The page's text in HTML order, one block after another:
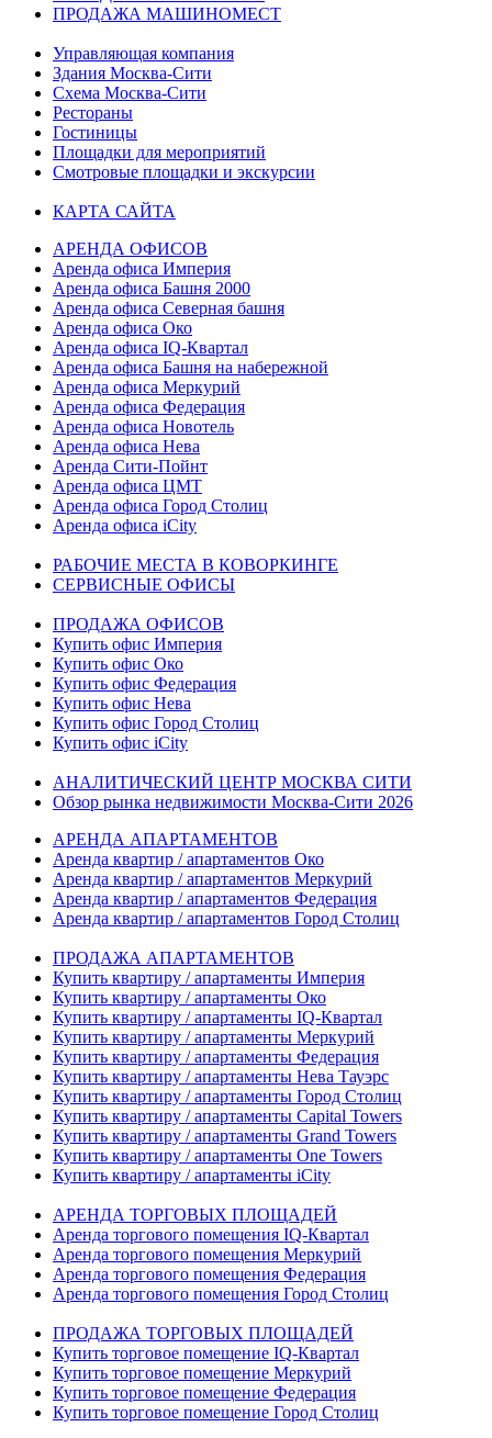
ПРОДАЖА МАШИНОМЕСТ
Управляющая компания
Здания Москва-Сити
Схема Москва-Сити
Рестораны
Гостиницы
Площадки для мероприятий
Смотровые площадки и экскурсии
КАРТА САЙТА
АРЕНДА ОФИСОВ
Аренда офиса Империя
Аренда офиса Башня 2000
Аренда офиса Северная башня
Аренда офиса Око
Аренда офиса IQ-Квартал
Аренда офиса Башня на набережной
Аренда офиса Меркурий
Аренда офиса Федерация
Аренда офиса Новотель
Аренда офиса Нева
Аренда Сити-Пойнт
Аренда офиса ЦМТ
Аренда офиса Город Столиц
Аренда офиса iCity
РАБОЧИЕ МЕСТА В КОВОРКИНГЕ
СЕРВИСНЫЕ ОФИСЫ
ПРОДАЖА ОФИСОВ
Купить офис Империя
Купить офис Око
Купить офис Федерация
Купить офис Нева
Купить офис Город Столиц
Купить офис iCity
АНАЛИТИЧЕСКИЙ ЦЕНТР МОСКВА СИТИ
Обзор рынка недвижимости Москва-Сити 2026
АРЕНДА АПАРТАМЕНТОВ
Аренда квартир / апартаментов Око
Аренда квартир / апартаментов Меркурий
Аренда квартир / апартаментов Федерация
Аренда квартир / апартаментов Город Столиц
ПРОДАЖА АПАРТАМЕНТОВ
Купить квартиру / апартаменты Империя
Купить квартиру / апартаменты Око
Купить квартиру / апартаменты IQ-Квартал
Купить квартиру / апартаменты Меркурий
Купить квартиру / апартаменты Федерация
Купить квартиру / апартаменты Нева Тауэрс
Купить квартиру / апартаменты Город Столиц
Купить квартиру / апартаменты Capital Towers
Купить квартиру / апартаменты Grand Towers
Купить квартиру / апартаменты One Towers
Купить квартиру / апартаменты iCity
АРЕНДА ТОРГОВЫХ ПЛОЩАДЕЙ
Аренда торгового помещения IQ-Квартал
Аренда торгового помещения Меркурий
Аренда торгового помещения Федерация
Аренда торгового помещения Город Столиц
ПРОДАЖА ТОРГОВЫХ ПЛОЩАДЕЙ
Купить торговое помещение IQ-Квартал
Купить торговое помещение Меркурий
Купить торговое помещение Федерация
Купить торговое помещение Город Столиц